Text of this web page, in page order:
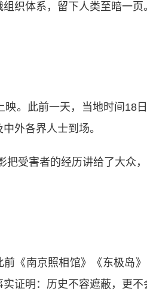
战组织体系，留下人类至暗
此前一天，当地时间18
外各界人士到场。
受害者的经历讲给了大众
南京照相馆》《东极岛
证明：历史不容遮蔽，更不